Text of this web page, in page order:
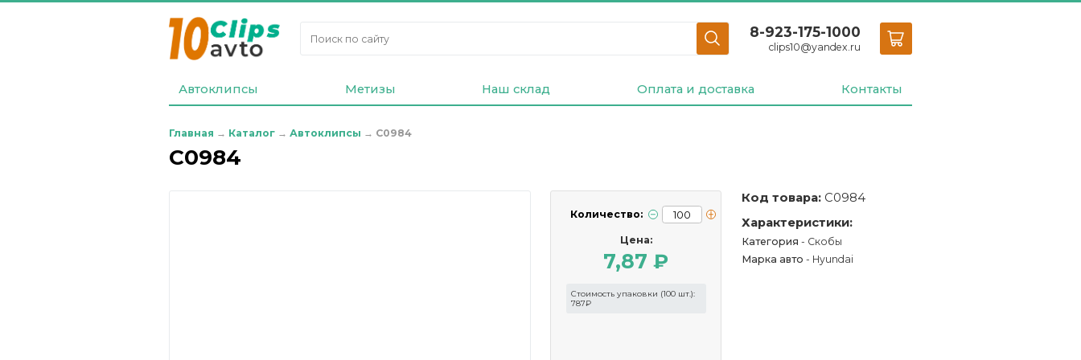
8-923-175-1000
clips10@yandex.ru
Автоклипсы Метизы Наш склад Оплата и доставка Контакты
Главная → Каталог→ Автоклипсы → С0984
С0984
Количество:
Цена:
7,87 ₽
Стоимость упаковки (100 шт.):
787₽
Код товара:С0984
Характеристики:
Категория - Скобы
Марка авто - Hyundai